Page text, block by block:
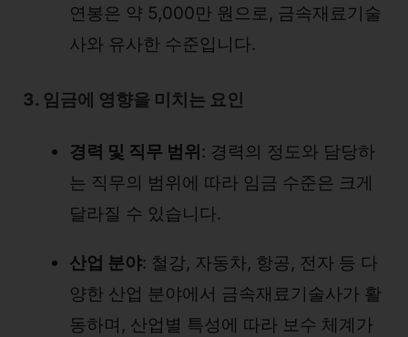
연봉은 약 5,000만 원으로, 금속재료기술
사와 유사한 수준입니다.
3. 임금에 영향을 미치는 요인
경력 및 직무 범위 : 경력의 정도와 담당하
는 직무의 범위에 따라 임금 수준은 크게
달라질 수 있습니다.
산업 분야: 철강, 자동차, 항공, 전자 등 다
양한 산업 분야에서 금속재료기술사가 활
동하며, 산업별 특성에 따라 보수 체계가